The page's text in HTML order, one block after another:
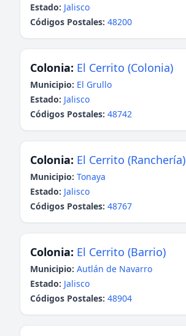
Estado: Jalisco
Códigos Postales: 48200
Colonia: El Cerrito (Colonia)
Municipio: El Grullo
Estado: Jalisco
Códigos Postales: 48742
Colonia: El Cerrito (Ranchería)
Municipio: Tonaya
Estado: Jalisco
Códigos Postales: 48767
Colonia: El Cerrito (Barrio)
Municipio: Autlán de Navarro
Estado: Jalisco
Códigos Postales: 48904